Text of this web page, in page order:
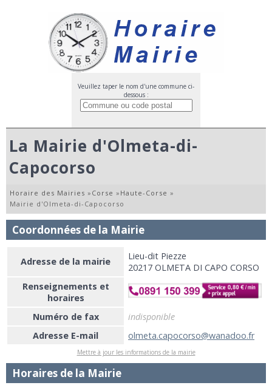
Veuillez taper le nom d'une commune ci-
dessous :
La Mairie d'Olmeta-di-
Capocorso
Horaire des Mairies » Corse » Haute-Corse »
Mairie d'Olmeta-di-Capocorso
Coordonnées de la Mairie
Adresse de la mairie
Lieu-dit Piezze
20217 OLMETA DI CAPO CORSO
Renseignements et
horaires
Numéro de fax
indisponible
Adresse E-mail
olmeta.capocorso@wanadoo.fr
Mettre à jour les informations de la mairie
Horaires de la Mairie